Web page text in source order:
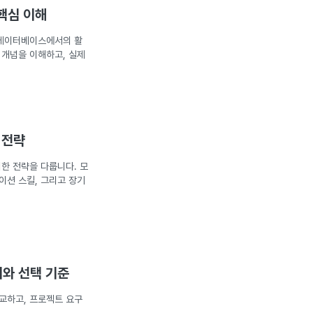
심 이해
터베이스에서의 활
념을 이해하고, 실제
략
전략을 다룹니다. 모
션 스킬, 그리고 장기
선택 기준
하고, 프로젝트 요구